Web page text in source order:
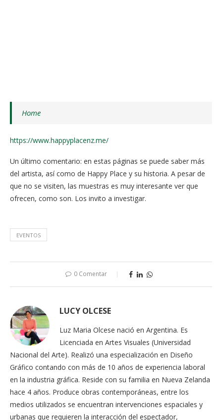
Home
https://www.happyplacenz.me/
Un último comentario: en estas páginas se puede saber más
del artista, así como de Happy Place y su historia. A pesar de
que no se visiten, las muestras es muy interesante ver que
ofrecen, como son. Los invito a investigar.
EVENTOS
0 Comentar
LUCY OLCESE
Luz Maria Olcese nació en Argentina. Es
Licenciada en Artes Visuales (Universidad
Nacional del Arte). Realizó una especialización en Diseño
Gráfico contando con más de 10 años de experiencia laboral
en la industria gráfica. Reside con su familia en Nueva Zelanda
hace 4 años. Produce obras contemporáneas, entre los
medios utilizados se encuentran intervenciones espaciales y
urbanas que requieren la interacción del espectador,